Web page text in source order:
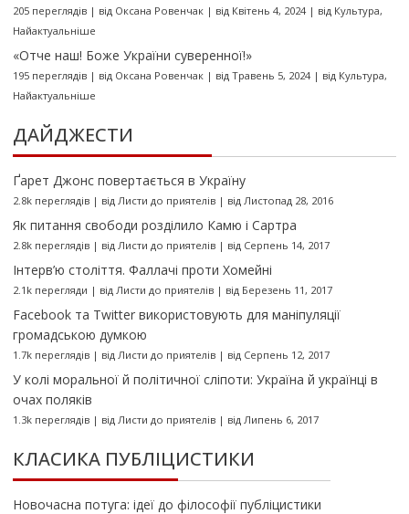
205 переглядів| від Оксана Ровенчак| від Квітень 4, 2024| від Культура,
Найактуальніше
«Отче наш! Боже України суверенної!»
195 переглядів| від Оксана Ровенчак| від Травень 5, 2024| від Культура,
Найактуальніше
ДАЙДЖЕСТИ
Ґарет Джонс повертається в Україну
2.8k переглядів| від Листи до приятелів| від Листопад 28, 2016
Як питання свободи розділило Камю і Сартра
2.8k переглядів| від Листи до приятелів| від Серпень 14, 2017
Інтерв’ю століття. Фаллачі проти Хомейні
2.1k перегляди | від Листи до приятелів| від Березень 11, 2017
Facebook та Twitter використовують для маніпуляції
громадською думкою
1.7k переглядів| від Листи до приятелів| від Серпень 12, 2017
У колі моральної й політичної сліпоти: Україна й українці в
очах поляків
1.3k переглядів| від Листи до приятелів| від Липень 6, 2017
КЛАСИКА ПУБЛІЦИСТИКИ
Новочасна потуга: ідеї до філософії публіцистики